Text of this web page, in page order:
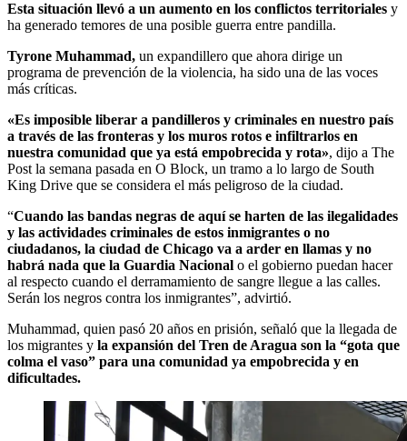
Esta situación llevó a un aumento en los conflictos territoriales y
ha generado temores de una posible guerra entre pandilla.
Tyrone Muhammad, un expandillero que ahora dirige un
programa de prevención de la violencia, ha sido una de las voces
más críticas.
«Es imposible liberar a pandilleros y criminales en nuestro país
a través de las fronteras y los muros rotos e infiltrarlos en
nuestra comunidad que ya está empobrecida y rota», dijo a The
Post la semana pasada en O Block, un tramo a lo largo de South
King Drive que se considera el más peligroso de la ciudad.
“Cuando las bandas negras de aquí se harten de las ilegalidades
y las actividades criminales de estos inmigrantes o no
ciudadanos, la ciudad de Chicago va a arder en llamas y no
habrá nada que la Guardia Nacional o el gobierno puedan hacer
al respecto cuando el derramamiento de sangre llegue a las calles.
Serán los negros contra los inmigrantes”, advirtió.
Muhammad, quien pasó 20 años en prisión, señaló que la llegada de
los migrantes y la expansión del Tren de Aragua son la “gota que
colma el vaso” para una comunidad ya empobrecida y en
dificultades.